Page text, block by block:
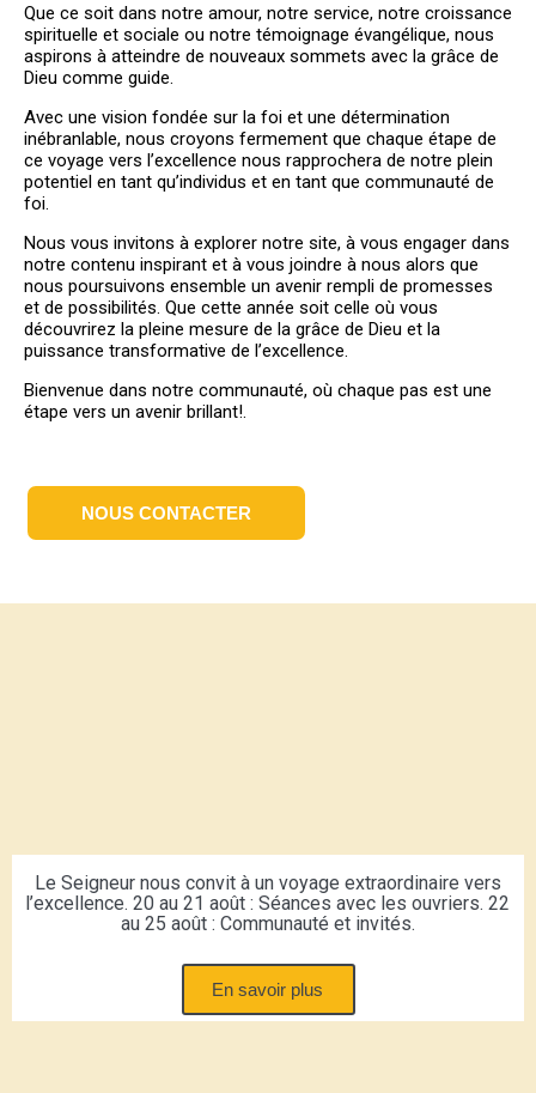
Que ce soit dans notre amour, notre service, notre croissance
spirituelle et sociale ou notre témoignage évangélique, nous
aspirons à atteindre de nouveaux sommets avec la grâce de
Dieu comme guide.
Avec une vision fondée sur la foi et une détermination
inébranlable, nous croyons fermement que chaque étape de
ce voyage vers l’excellence nous rapprochera de notre plein
potentiel en tant qu’individus et en tant que communauté de
foi.
Nous vous invitons à explorer notre site, à vous engager dans
notre contenu inspirant et à vous joindre à nous alors que
nous poursuivons ensemble un avenir rempli de promesses
et de possibilités. Que cette année soit celle où vous
découvrirez la pleine mesure de la grâce de Dieu et la
puissance transformative de l’excellence.
Bienvenue dans notre communauté, où chaque pas est une
étape vers un avenir brillant!.
NOUS CONTACTER
Le Seigneur nous convit à un voyage extraordinaire vers
l’excellence. 20 au 21 août : Séances avec les ouvriers. 22
au 25 août : Communauté et invités.
En savoir plus